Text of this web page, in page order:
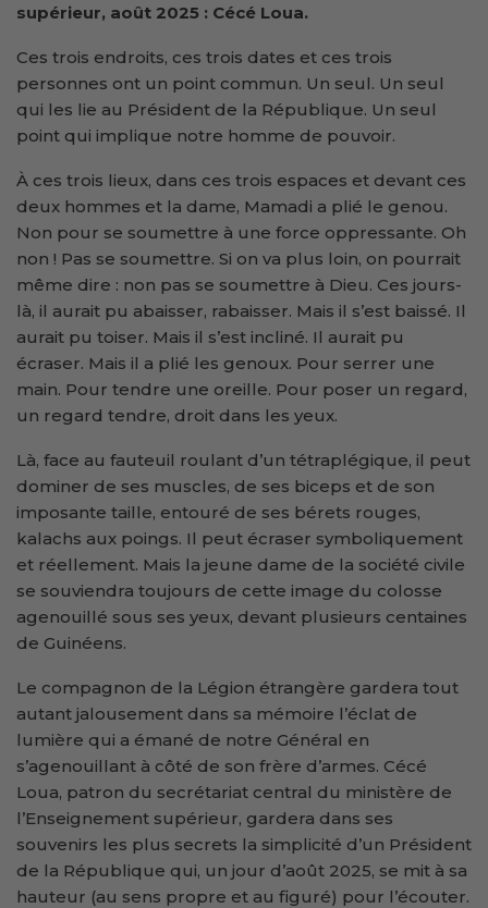
supérieur, août 2025 : Cécé Loua.
Ces trois endroits, ces trois dates et ces trois
personnes ont un point commun. Un seul. Un seul
qui les lie au Président de la République. Un seul
point qui implique notre homme de pouvoir.
À ces trois lieux, dans ces trois espaces et devant ces
deux hommes et la dame, Mamadi a plié le genou.
Non pour se soumettre à une force oppressante. Oh
non ! Pas se soumettre. Si on va plus loin, on pourrait
même dire : non pas se soumettre à Dieu. Ces jours-
là, il aurait pu abaisser, rabaisser. Mais il s’est baissé. Il
aurait pu toiser. Mais il s’est incliné. Il aurait pu
écraser. Mais il a plié les genoux. Pour serrer une
main. Pour tendre une oreille. Pour poser un regard,
un regard tendre, droit dans les yeux.
Là, face au fauteuil roulant d’un tétraplégique, il peut
dominer de ses muscles, de ses biceps et de son
imposante taille, entouré de ses bérets rouges,
kalachs aux poings. Il peut écraser symboliquement
et réellement. Mais la jeune dame de la société civile
se souviendra toujours de cette image du colosse
agenouillé sous ses yeux, devant plusieurs centaines
de Guinéens.
Le compagnon de la Légion étrangère gardera tout
autant jalousement dans sa mémoire l’éclat de
lumière qui a émané de notre Général en
s’agenouillant à côté de son frère d’armes. Cécé
Loua, patron du secrétariat central du ministère de
l’Enseignement supérieur, gardera dans ses
souvenirs les plus secrets la simplicité d’un Président
de la République qui, un jour d’août 2025, se mit à sa
hauteur (au sens propre et au figuré) pour l’écouter.